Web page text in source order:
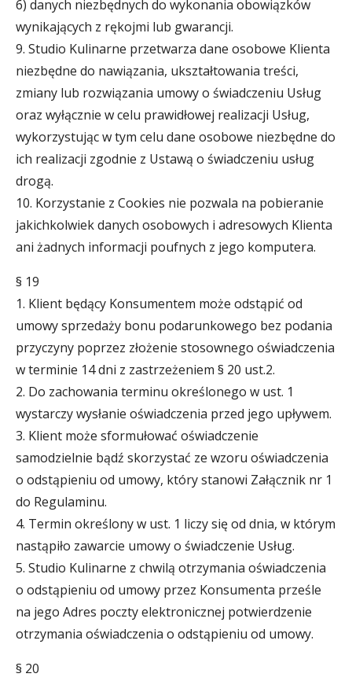
6) danych niezbędnych do wykonania obowiązków
wynikających z rękojmi lub gwarancji.
9. Studio Kulinarne przetwarza dane osobowe Klienta
niezbędne do nawiązania, ukształtowania treści,
zmiany lub rozwiązania umowy o świadczeniu Usług
oraz wyłącznie w celu prawidłowej realizacji Usług,
wykorzystując w tym celu dane osobowe niezbędne do
ich realizacji zgodnie z Ustawą o świadczeniu usług
drogą.
10. Korzystanie z Cookies nie pozwala na pobieranie
jakichkolwiek danych osobowych i adresowych Klienta
ani żadnych informacji poufnych z jego komputera.
§ 19
1. Klient będący Konsumentem może odstąpić od
umowy sprzedaży bonu podarunkowego bez podania
przyczyny poprzez złożenie stosownego oświadczenia
w terminie 14 dni z zastrzeżeniem § 20 ust.2.
2. Do zachowania terminu określonego w ust. 1
wystarczy wysłanie oświadczenia przed jego upływem.
3. Klient może sformułować oświadczenie
samodzielnie bądź skorzystać ze wzoru oświadczenia
o odstąpieniu od umowy, który stanowi Załącznik nr 1
do Regulaminu.
4. Termin określony w ust. 1 liczy się od dnia, w którym
nastąpiło zawarcie umowy o świadczenie Usług.
5. Studio Kulinarne z chwilą otrzymania oświadczenia
o odstąpieniu od umowy przez Konsumenta prześle
na jego Adres poczty elektronicznej potwierdzenie
otrzymania oświadczenia o odstąpieniu od umowy.
§ 20